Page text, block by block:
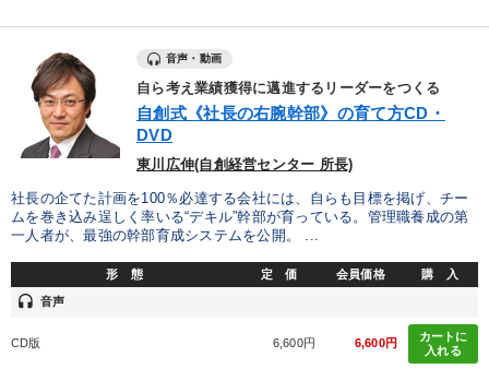
株式投資 プロ経営者
歴史に学ぶ FCビジネス 繁盛 広報・PR
インフレ対策・値上げ 会長 AI 後継者
※「更新」を押すと「タグ・キーワード」を更新いただけます。
音声・動画
自ら考え業績獲得に邁進するリーダーをつくる
自創式《社長の右腕幹部》の育て方CD・
DVD
東川広伸(自創経営センター 所長)
社長の企てた計画を100％必達する会社には、自らも目標を掲げ、チー
ムを巻き込み逞しく率いる“デキル”幹部が育っている。管理職養成の第
一人者が、最強の幹部育成システムを公開。 ...
形 態 定 価 会員価格 購 入
headset 音声
CD版 6,600円 6,600円
カートに
入れる